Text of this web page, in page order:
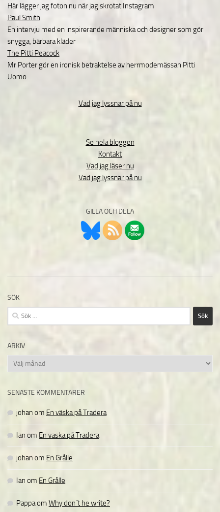
Här lägger jag foton nu när jag skrotat Instagram
Paul Smith
En intervju med en inspirerande människa och designer som gör
snygga, bärbara kläder
The Pitti Peacock
Mr Porter gör en ironisk betraktelse av herrmodemässan Pitti
Uomo.
Vad jag lyssnar på nu
Se hela bloggen
Kontakt
Vad jag läser nu
Vad jag lyssnar på nu
GILLA OCH DELA
SÖK
Sök
efter:
ARKIV
Arkiv
SENASTE KOMMENTARER
johan om En väska på Tradera
Ian om En väska på Tradera
johan om En Grålle
Ian om En Grålle
Pappaom Why don´t he write?